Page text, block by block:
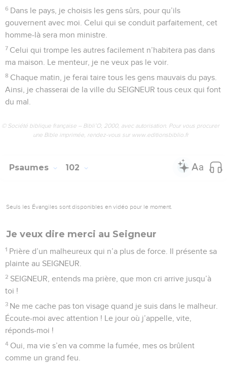
6 Dans le pays, je choisis les gens sûrs, pour qu’ils
gouvernent avec moi. Celui qui se conduit parfaitement, cet
homme-là sera mon ministre.
7 Celui qui trompe les autres facilement n’habitera pas dans
ma maison. Le menteur, je ne veux pas le voir.
8 Chaque matin, je ferai taire tous les gens mauvais du pays.
Ainsi, je chasserai de la ville du SEIGNEUR tous ceux qui font
du mal.
© Société biblique française – Bibli’O, 2000, avec autorisation. Pour vous procurer
une Bible imprimée, rendez-vous sur www.editionsbiblio.fr
Psaumes 102
Seuls les Évangiles sont disponibles en vidéo pour le moment.
Je veux dire merci au Seigneur
1 Prière d’un malheureux qui n’a plus de force. Il présente sa
plainte au SEIGNEUR.
2 SEIGNEUR, entends ma prière, que mon cri arrive jusqu’à
toi !
3 Ne me cache pas ton visage quand je suis dans le malheur.
Écoute-moi avec attention ! Le jour où j’appelle, vite,
réponds-moi !
4 Oui, ma vie s’en va comme la fumée, mes os brûlent
comme un grand feu.